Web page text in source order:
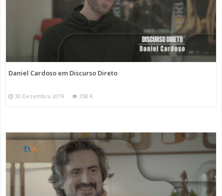
Daniel Cardoso em Discurso Direto
30 Dezembro 2019 350 K